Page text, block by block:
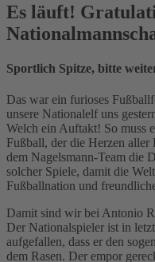
Es läuft!
Sportlich Spitze, bitte
Das war ein furioses
unsere Nationalelf uns
Welch ein Auftakt! So muss
Fußball, der die Herzen aller
dem Nagelsmann-Team die
solcher Spiele, damit die
Fußballnation und
Damit sind wir bei Antonio
Der Nationalspieler ist in
aufgefallen, dass er den
dem Rasen. Der empor